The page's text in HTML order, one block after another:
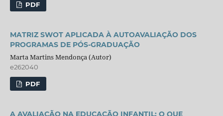
PDF
MATRIZ SWOT APLICADA À AUTOAVALIAÇÃO DOS
PROGRAMAS DE PÓS-GRADUAÇÃO
Marta Martins Mendonça (Autor)
e262040
PDF